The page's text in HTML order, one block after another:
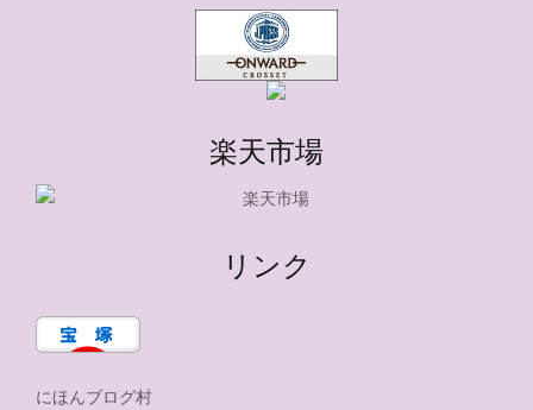
楽天市場
リンク
にほんブログ村